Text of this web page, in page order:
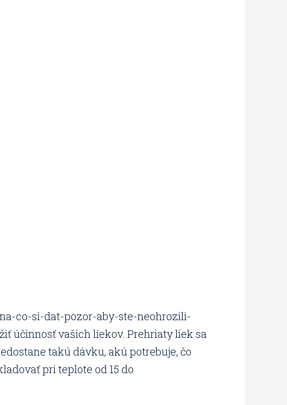
co-si-dat-pozor-aby-ste-neohrozili-
účinnosť vašich liekov. Prehriaty liek sa
takú dávku, akú potrebuje, čo
pri teplote od 15 do